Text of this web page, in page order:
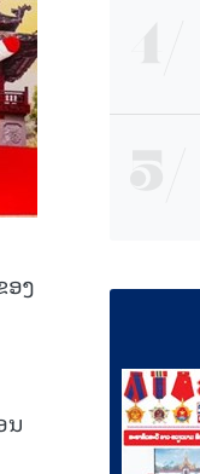
ງ
ນ